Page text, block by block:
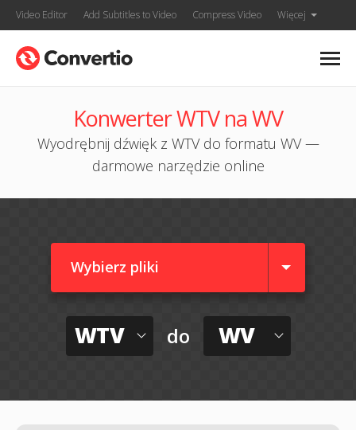
Video Editor Add Subtitles to Video Compress Video Więcej
Konwerter WTV na WV
Wyodrębnij dźwięk z WTV do formatu WV —
darmowe narzędzie online
Wybierz pliki
WTV do WV